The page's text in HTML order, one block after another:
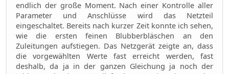
endlich der große Moment. Nach einer Kontrolle aller
Parameter und Anschlüsse wird das Netzteil
eingeschaltet. Bereits nach kurzer Zeit konnte ich sehen,
wie die ersten feinen Blubberbläschen an den
Zuleitungen aufstiegen. Das Netzgerät zeigte an, dass
die vorgewählten Werte fast erreicht werden, fast
deshalb, da ja in der ganzen Gleichung ja noch der